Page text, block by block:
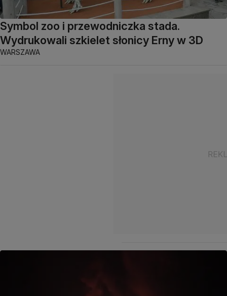
Symbol zoo i przewodniczka stada.
Wydrukowali szkielet słonicy Erny w 3D
WARSZAWA